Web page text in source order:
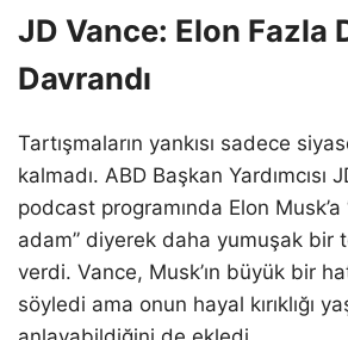
JD Vance: Elon Fazla
Davrandı
Tartışmaların yankısı sadece
kalmadı. ABD Başkan Yardımcısı
podcast programında Elon
adam” diyerek daha yumuşak bir
verdi. Vance, Musk’ın büyük bir
söyledi ama onun hayal kırıklığı